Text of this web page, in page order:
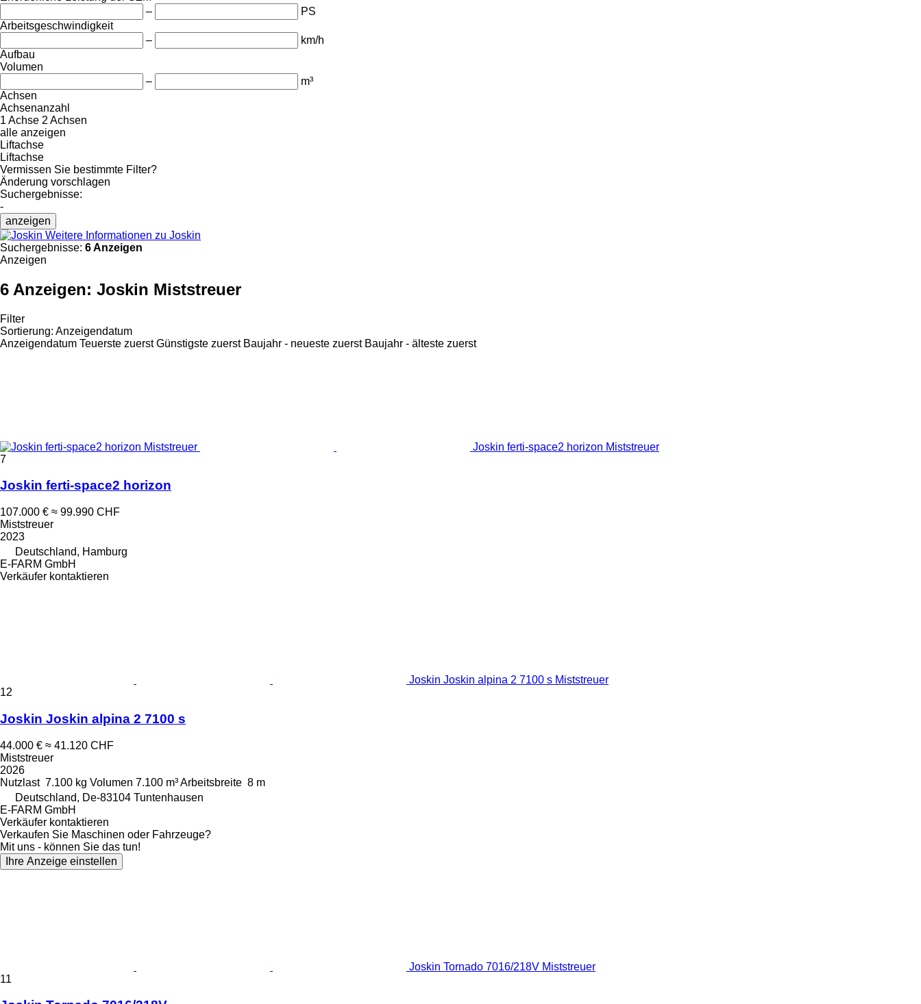
–
PS
Arbeitsgeschwindigkeit
–
km/h
Aufbau
Volumen
–
m³
Achsen
Achsenanzahl
1 Achse 2 Achsen
alle anzeigen
Liftachse
Liftachse
Vermissen Sie bestimmte Filter?
Änderung vorschlagen
Suchergebnisse:
-
anzeigen
Weitere Informationen zu Joskin
Suchergebnisse: 6 Anzeigen
Anzeigen
6 Anzeigen: Joskin Miststreuer
Filter
Sortierung: Anzeigendatum
Anzeigendatum Teuerste zuerst Günstigste zuerst Baujahr - neueste zuerst Baujahr - älteste zuerst
Joskin ferti-space2 horizon Miststreuer
7
Joskin ferti-space2 horizon
107.000 € ≈ 99.990 CHF
Miststreuer
2023
Deutschland, Hamburg
E-FARM GmbH
Verkäufer kontaktieren
Joskin Joskin alpina 2 7100 s Miststreuer
12
Joskin Joskin alpina 2 7100 s
44.000 € ≈ 41.120 CHF
Miststreuer
2026
Nutzlast 7.100 kg Volumen 7.100 m³Arbeitsbreite 8 m
Deutschland, De-83104 Tuntenhausen
E-FARM GmbH
Verkäufer kontaktieren
Verkaufen Sie Maschinen oder Fahrzeuge?
Mit uns - können Sie das tun!
Ihre Anzeige einstellen
Joskin Tornado 7016/218V Miststreuer
11